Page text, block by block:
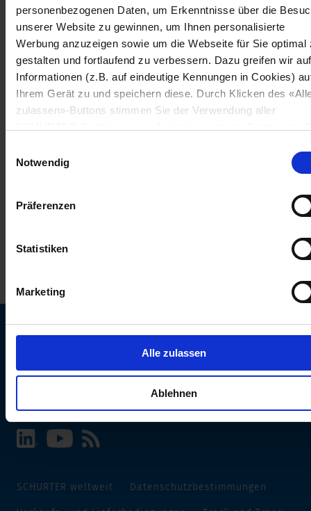
personenbezogenen Daten, um Erkenntnisse über die
unserer Website zu gewinnen, um Ihnen personalisierte
Werbung anzuzeigen sowie um die Webseite für Sie optimal
gestalten und fortlaufend zu verbessern. Dazu greifen wir auf
Informationen (z.B. auf eindeutige Kennungen in Cookies)
Ihrem Gerät zu und speichern diese. Durch Klicken des
zulassen»-Buttons stimmen Sie der Verwendung aller
«Cookie-Einstellungen verwalten» am Seitenende klicken.
Einstellungen werden unseren Partnern gemeldet und haben
keinen Einfluss auf die Browserdaten. Weitere Informationen
erhalten Sie in unserer
Notwendig
Präferenzen
Statistiken
Marketing
Alle zulassen
Ablehnen
SCHURTER Webseite und Sprache wählen
SCHURTER weltweit Datenschutzbestimmungen